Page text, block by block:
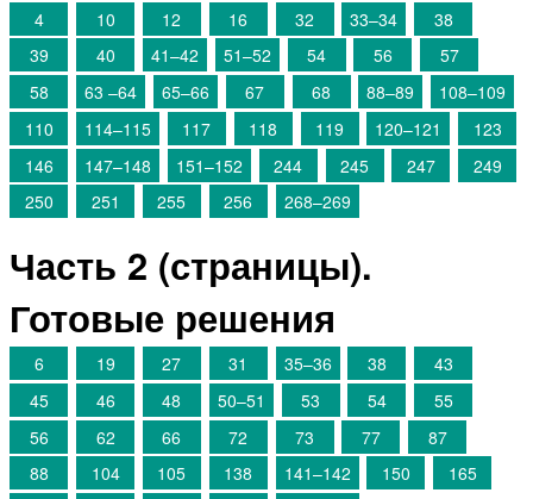
4 10 12 16 32 33–34
38
39
40 41–42 51–52 54 56
57
58
63 –64 65–66 67 68 88–89
108–109
110
114–115 117 118 119 120–121
123
146
147–148 151–152 244 245 247
249
250
251 255 256 268–269
Часть 2 (страницы).
Готовые решения
6 19 27 31 35–36 38
43
45
46 48 50–51 53 54
55
56
62 66 72 73 77
87
88
104 105 138 141–142 150
165